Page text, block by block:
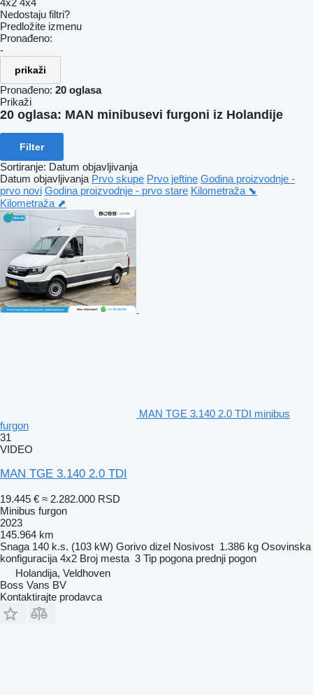
4x2 4x4
Nedostaju filtri?
Predložite izmenu
Pronađeno:
-
prikaži
Pronađeno: 20 oglasa
Prikaži
20 oglasa: MAN minibusevi furgoni iz Holandije
Filter
Sortiranje: Datum objavljivanja
Datum objavljivanja Prvo skupe Prvo jeftine Godina proizvodnje -
prvo novi Godina proizvodnje - prvo stare Kilometraža ⬊
Kilometraža ⬈
MAN TGE 3.140 2.0 TDI minibus
furgon
31
VIDEO
MAN TGE 3.140 2.0 TDI
19.445 € ≈ 2.282.000 RSD
Minibus furgon
2023
145.964 km
Snaga 140 k.s. (103 kW) Gorivo dizel Nosivost 1.386 kg Osovinska
konfiguracija 4x2 Broj mesta 3 Tip pogona prednji pogon
Holandija, Veldhoven
Boss Vans BV
Kontaktirajte prodavca